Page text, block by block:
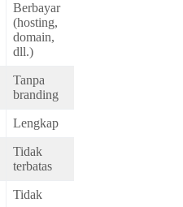
Berbayar
(hosting,
domain,
dll.)
Tanpa
branding
Lengkap
Tidak
terbatas
Tidak